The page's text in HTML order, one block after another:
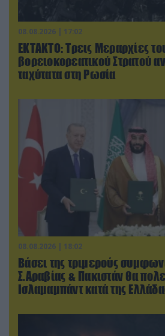
08.08.2026 | 17:02
ΕΚΤΑΚΤΟ: Τρεις Μεραρχίες
βορειοκορεατικού Στρατού
ταχύτατα στη Ρωσία
08.08.2026 | 18:02
Βάσει της τριμερούς
Σ.Αραβίας & Πακιστάν θα
Ισλαμαμπάντ κατά της